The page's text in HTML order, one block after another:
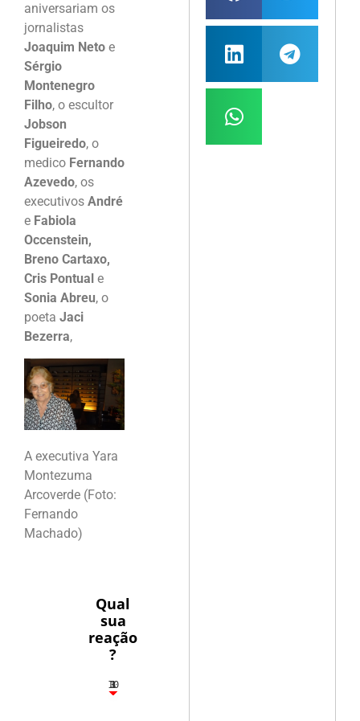
aniversariam os
jornalistas
Joaquim Neto e
Sérgio
Montenegro
Filho, o escultor
Jobson
Figueiredo, o
medico Fernando
Azevedo, os
executivos André
e Fabiola
Occenstein,
Breno Cartaxo,
Cris Pontual e
Sonia Abreu, o
poeta Jaci
Bezerra,
A executiva Yara
Montezuma
Arcoverde (Foto:
Fernando
Machado)
Qual
sua
reação
?
3
1
1
3
10